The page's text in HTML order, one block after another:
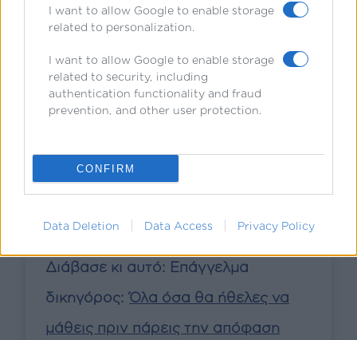
I want to allow Google to enable storage
related to personalization.
I want to allow Google to enable storage
related to security, including
authentication functionality and fraud
prevention, and other user protection.
CONFIRM
Data Deletion Data Access Privacy Policy
πτυχίο από αναγνωρισμένο
εκπαιδευτικό ίδρυμα , έχεις την
ευκαιρία να εξερευνήσεις
καταξιωμένεςΝομικές σχολές της
Διάβασε κι αυτό: Επάγγελμα
δικηγόρος:Όλα όσα θα ήθελες να
μάθεις πριν πάρεις την απόφαση